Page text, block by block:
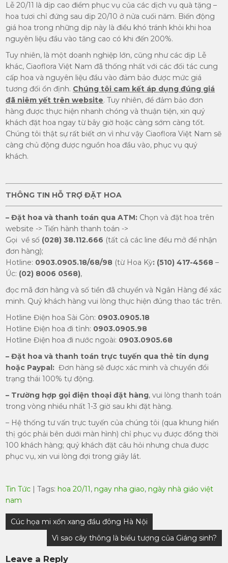
Lễ 20/11 là dịp cao điểm phục vụ của các dịch vụ quà tặng –
hoa tươi chỉ đứng sau dịp 20/10 ở nửa cuối năm. Biến động
giá hoa trong những dịp này là điều khó tránh khỏi khi hoa
nguyên liệu đầu vào tăng cao có khi đến 200%.
Tuy nhiên, là một doanh nghiệp lớn, cũng như các dịp Lễ
khác, Ciaoflora Việt Nam đã thống nhất với các đối tác cung
cấp hoa và nguyên liệu đầu vào đảm bảo được mức giá
tương đối ổn định. Chúng tôi cam kết áp dụng đúng giá
đã niêm yết trên website. Tuy nhiên, để đảm bảo đơn
hàng được thực hiện nhanh chóng và thuận tiện, xin quý
khách đặt hoa ngay từ bây giờ hoặc càng sớm càng tốt.
Chúng tôi thật sự rất biết ơn vì như vậy Ciaoflora Việt Nam sẽ
càng chủ động được nguồn hoa đầu vào, phục vụ quý
khách.
THÔNG TIN HỖ TRỢ ĐẶT HOA
– Đặt hoa và thanh toán qua ATM: Chọn và đặt hoa trên
website -> Tiến hành thanh toán ->
Gọi về số (028) 38.112.666 (tất cả các line đều mở để nhận
đơn hàng);
Hotline: 0903.0905.18/68/98 (từ Hoa Kỳ: (510) 417-4568 –
Úc: (02) 8006 0568),
đọc mã đơn hàng và số tiền đã chuyển và Ngân Hàng để xác
minh. Quý khách hàng vui lòng thực hiện đúng thao tác trên.
Hotline Điện hoa Sài Gòn: 0903.0905.18
Hotline Điện hoa đi tỉnh: 0903.0905.98
Hotline Điện hoa đi nước ngoài: 0903.0905.68
– Đặt hoa và thanh toán trực tuyến qua thẻ tín dụng
hoặc Paypal: Đơn hàng sẽ được xác minh và chuyển đổi
trạng thái 100% tự động.
– Trường hợp gọi điện thoại đặt hàng, vui lòng thanh toán
trong vòng nhiều nhất 1-3 giờ sau khi đặt hàng.
– Hệ thống tư vấn trực tuyến của chúng tôi (qua khung hiển
thị góc phải bên dưới màn hình) chỉ phục vụ được đồng thời
100 khách hàng; quý khách đặt câu hỏi nhưng chưa được
phục vụ, xin vui lòng đợi trong giây lát.
Tin Tức | Tags: hoa 20/11, ngay nha giao, ngày nhà giáo việt
nam
Post
navigation
Cúc họa mi xốn xang đầu đông Hà Nội
Vì sao cây thông là biểu tượng của Giáng sinh?
Leave a Reply